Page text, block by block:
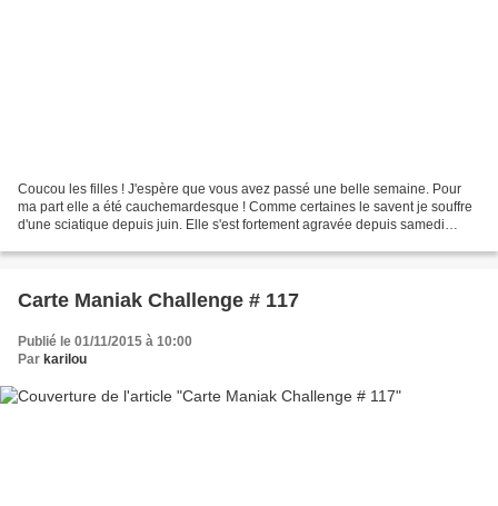
Coucou les filles ! J'espère que vous avez passé une belle semaine. Pour
ma part elle a été cauchemardesque ! Comme certaines le savent je souffre
d'une sciatique depuis juin. Elle s'est fortement agravée depuis samedi
Carte Maniak Challenge # 117
Publié le 01/11/2015 à 10:00
Par karilou